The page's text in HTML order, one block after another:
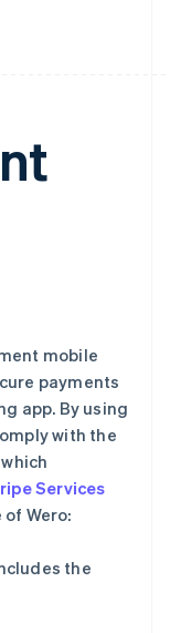
mobile
payments
app. By using
with the
Services
Wero:
the